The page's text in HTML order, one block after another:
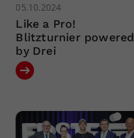
05.10.2024
Like a Pro!
Blitzturnier powered
by Drei